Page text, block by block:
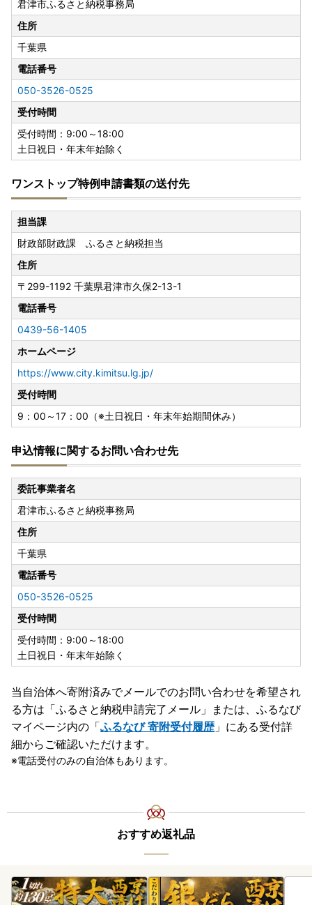
君津市ふるさと納税事務局
住所
千葉県
電話番号
050-3526-0525
受付時間
受付時間：9:00～18:00
土日祝日・年末年始除く
ワンストップ特例申請書類の送付先
担当課
財政部財政課 ふるさと納税担当
住所
〒299-1192 千葉県君津市久保2-13-1
電話番号
0439-56-1405
ホームページ
https://www.city.kimitsu.lg.jp/
受付時間
9：00～17：00（※土日祝日・年末年始期間休み）
申込情報に関するお問い合わせ先
委託事業者名
君津市ふるさと納税事務局
住所
千葉県
電話番号
050-3526-0525
受付時間
受付時間：9:00～18:00
土日祝日・年末年始除く
当自治体へ寄附済みでメールでのお問い合わせを希望され
る方は「ふるさと納税申請完了メール」 または、ふるなび
マイページ内の「ふるなび 寄附受付履歴」にある受付詳
細からご確認いただけます。
電話受付のみの自治体もあります。
おすすめ返礼品